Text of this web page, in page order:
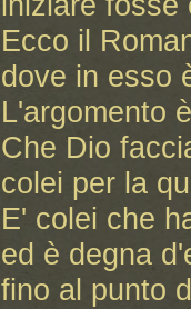
Ecco il
dove in esso
L'argomento
Che Dio
colei per la
E' colei che
ed è degna
fino al punto